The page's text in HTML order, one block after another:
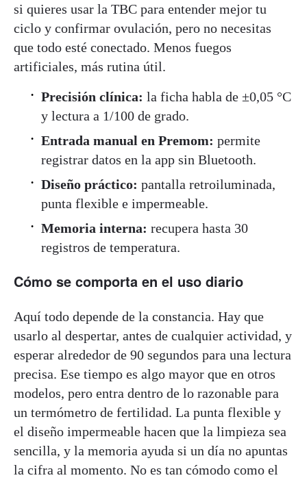
si quieres usar la TBC para entender mejor tu
ciclo y confirmar ovulación, pero no necesitas
que todo esté conectado. Menos fuegos
artificiales, más rutina útil.
Precisión clínica: la ficha habla de ±0,05 °C
y lectura a 1/100 de grado.
Entrada manual en Premom: permite
registrar datos en la app sin Bluetooth.
Diseño práctico: pantalla retroiluminada,
punta flexible e impermeable.
Memoria interna: recupera hasta 30
registros de temperatura.
Cómo se comporta en el uso diario
Aquí todo depende de la constancia. Hay que
usarlo al despertar, antes de cualquier actividad, y
esperar alrededor de 90 segundos para una lectura
precisa. Ese tiempo es algo mayor que en otros
modelos, pero entra dentro de lo razonable para
un termómetro de fertilidad. La punta flexible y
el diseño impermeable hacen que la limpieza sea
sencilla, y la memoria ayuda si un día no apuntas
la cifra al momento. No es tan cómodo como el